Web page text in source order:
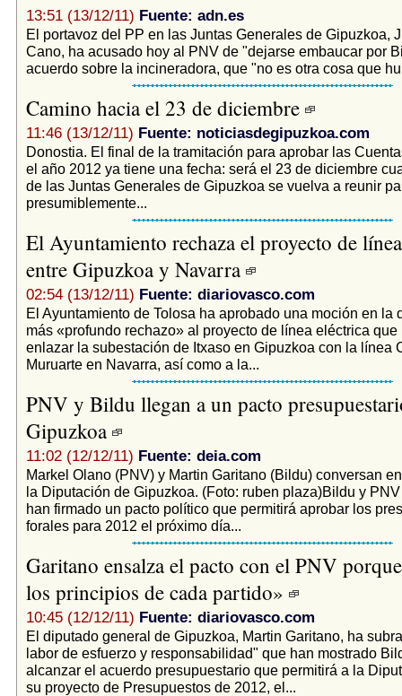
13:51 (13/12/11) Fuente: adn.es
El portavoz del PP en las Juntas Generales de Gipuzkoa,
Cano, ha acusado hoy al PNV de "dejarse embaucar por
acuerdo sobre la incineradora, que "no es otra cosa que
Camino hacia el 23 de diciembre
11:46 (13/12/11) Fuente: noticiasdegipuzkoa.com
Donostia. El final de la tramitación para aprobar las
el año 2012 ya tiene una fecha: será el 23 de diciembre
de las Juntas Generales de Gipuzkoa se vuelva a reunir
presumiblemente...
El Ayuntamiento rechaza el proyecto de
entre Gipuzkoa y Navarra
02:54 (13/12/11) Fuente: diariovasco.com
El Ayuntamiento de Tolosa ha aprobado una moción en la
más «profundo rechazo» al proyecto de línea eléctrica que
enlazar la subestación de Itxaso en Gipuzkoa con la línea
Muruarte en Navarra, así como a la...
PNV y Bildu llegan a un pacto
Gipuzkoa
11:02 (12/12/11) Fuente: deia.com
Markel Olano (PNV) y Martin Garitano (Bildu) conversan
la Diputación de Gipuzkoa. (Foto: ruben plaza)Bildu y
han firmado un pacto político que permitirá aprobar los
forales para 2012 el próximo día...
Garitano ensalza el pacto con el PNV
los principios de cada partido»
10:45 (12/12/11) Fuente: diariovasco.com
El diputado general de Gipuzkoa, Martin Garitano, ha
labor de esfuerzo y responsabilidad" que han mostrado
alcanzar el acuerdo presupuestario que permitirá a la
su proyecto de Presupuestos de 2012, el...